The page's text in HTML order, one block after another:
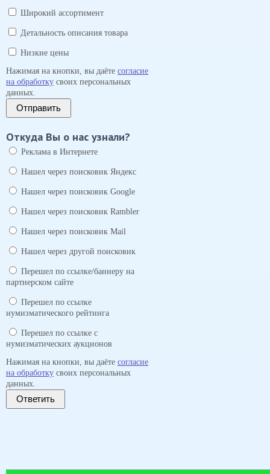
Широкий ассортимент
Детальность описания товара
Низкие цены
Нажимая на кнопки, вы даёте согласие
на обработку своих персональных
данных.
Отправить
Откуда Вы о нас узнали?
Реклама в Интернете
Нашел через поисковик Яндекс
Нашел через поисковик Google
Нашел через поисковик Rambler
Нашел через поисковик Mail
Нашел через другой поисковик
Перешел по ссылке/баннеру на
партнерском сайте
Перешел по ссылке
нумизматического рейтинга
Перешел по ссылке с
нумизматических аукционов
Нажимая на кнопки, вы даёте согласие
на обработку своих персональных
данных.
Ответить